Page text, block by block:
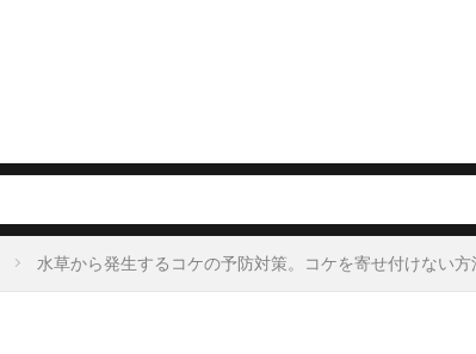
水草から発生するコケの予防対策。コケを寄せ付けない方